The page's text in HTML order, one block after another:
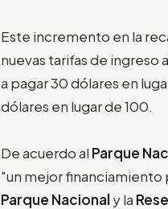
Este incremento en la
nuevas tarifas de ingreso
a pagar 30 dólares en
dólares en lugar de 100.
De acuerdo al Parque
"un mejor financiamiento
Parque Nacional y la